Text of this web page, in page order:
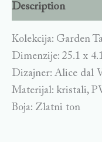
Description
Kolekcija: Garden
Dimenzije: 25.1 x
Dizajner: Alice dal
Materijal: kristali,
Boja: Zlatni ton